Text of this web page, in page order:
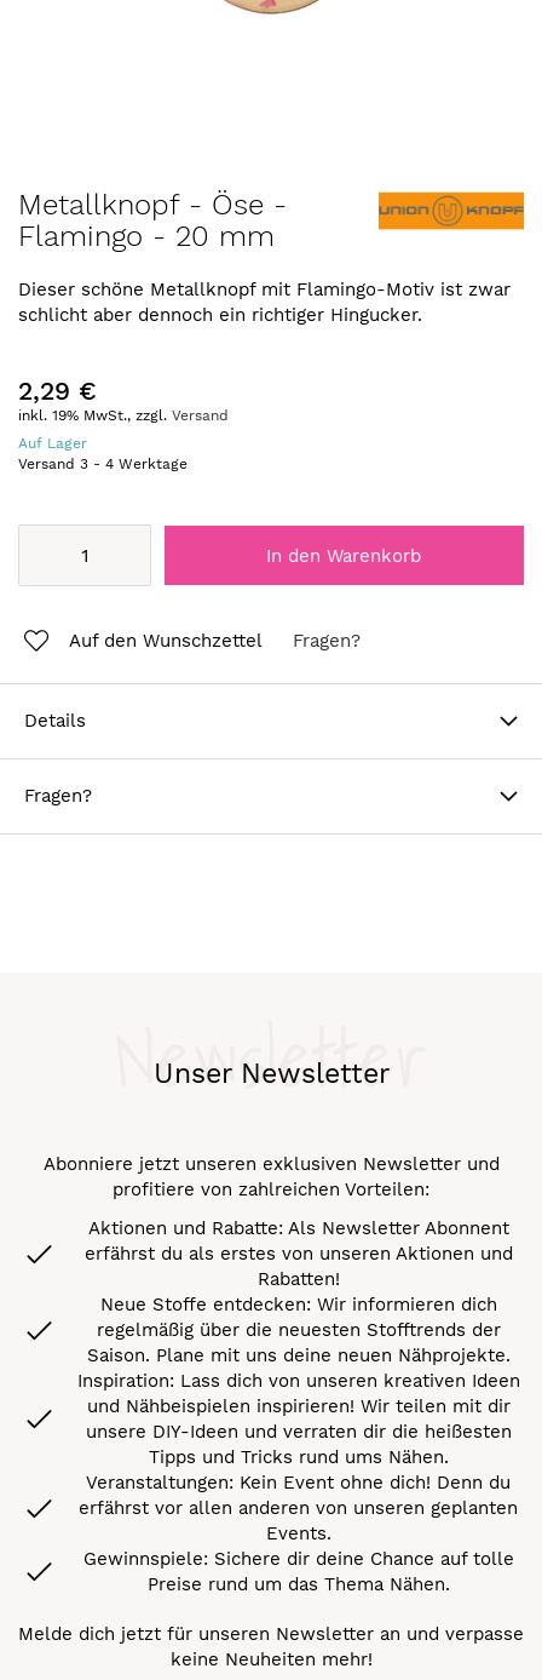
Anfang
der
springen
Metallknopf - Öse -
Flamingo - 20 mm
Dieser schöne Metallknopf mit Flamingo-Motiv ist zwar
schlicht aber dennoch ein richtiger Hingucker.
2,29 €
inkl. 19% MwSt., zzgl. Versand
Auf Lager
Versand 3 - 4 Werktage
In den Warenkorb
Auf den Wunschzettel Fragen?
Details
Fragen?
Unser Newsletter
Newsletter
Abonniere jetzt unseren exklusiven Newsletter und
profitiere von zahlreichen Vorteilen:
Aktionen und Rabatte: Als Newsletter Abonnent
erfährst du als erstes von unseren Aktionen und
Rabatten!
Neue Stoffe entdecken: Wir informieren dich
regelmäßig über die neuesten Stofftrends der
Saison. Plane mit uns deine neuen Nähprojekte.
Inspiration: Lass dich von unseren kreativen Ideen
und Nähbeispielen inspirieren! Wir teilen mit dir
unsere DIY-Ideen und verraten dir die heißesten
Tipps und Tricks rund ums Nähen.
Veranstaltungen: Kein Event ohne dich! Denn du
erfährst vor allen anderen von unseren geplanten
Events.
Gewinnspiele: Sichere dir deine Chance auf tolle
Preise rund um das Thema Nähen.
Melde dich jetzt für unseren Newsletter an und verpasse
keine Neuheiten mehr!